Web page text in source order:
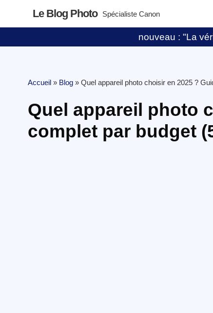
Le Blog Photo Spécialiste Canon
nouveau : "La
Accueil » Blog » Quel appareil photo choisir en 2025 ?
Quel appareil photo
complet par budget